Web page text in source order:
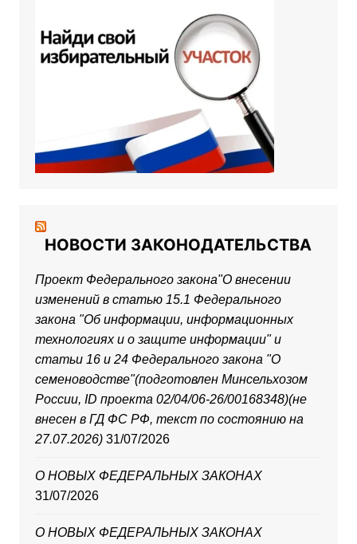
НОВОСТИ ЗАКОНОДАТЕЛЬСТВА
Проект Федерального закона"О внесении
изменений в статью 15.1 Федерального
закона "Об информации, информационных
технологиях и о защите информации" и
статьи 16 и 24 Федерального закона "О
семеноводстве"(подготовлен Минсельхозом
России, ID проекта 02/04/06-26/00168348)(не
внесен в ГД ФС РФ, текст по состоянию на
27.07.2026) 31/07/2026
О НОВЫХ ФЕДЕРАЛЬНЫХ ЗАКОНАХ
31/07/2026
О НОВЫХ ФЕДЕРАЛЬНЫХ ЗАКОНАХ